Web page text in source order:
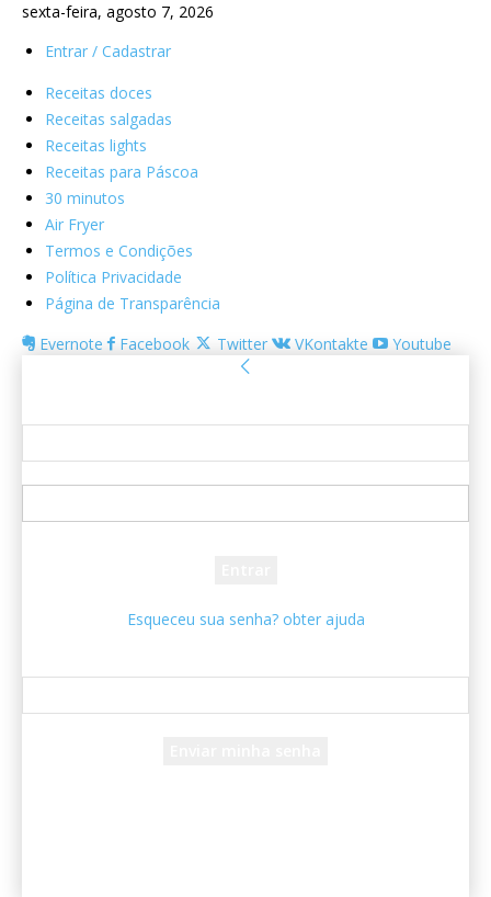
sexta-feira, agosto 7, 2026
Entrar / Cadastrar
Receitas doces
Receitas salgadas
Receitas lights
Receitas para Páscoa
30 minutos
Air Fryer
Termos e Condições
Política Privacidade
Página de Transparência
Evernote
Facebook Twitter VKontakte Youtube
Esqueceu sua senha? obter ajuda